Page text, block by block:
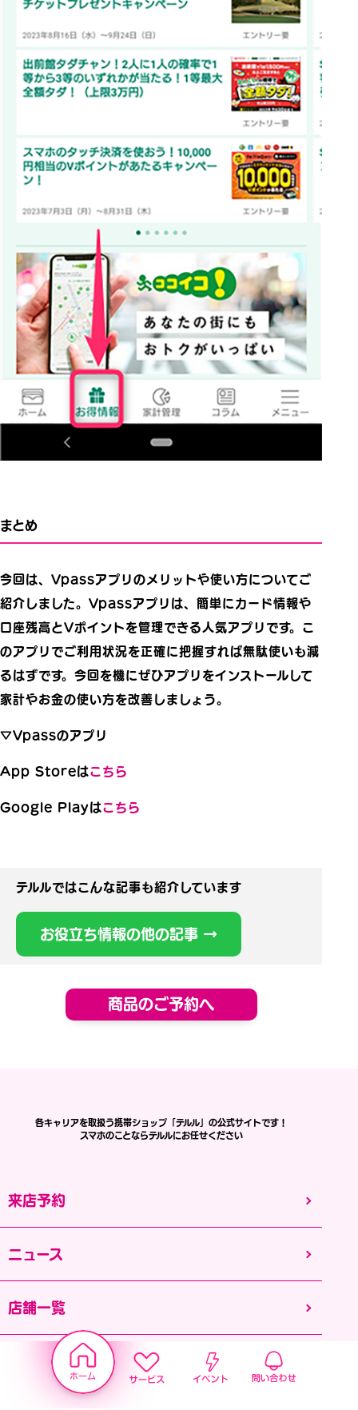
まとめ
今回は、Vpassアプリのメリットや使い方についてご
紹介しました。Vpassアプリは、簡単にカード情報や
口座残高とVポイントを管理できる人気アプリです。こ
のアプリでご利用状況を正確に把握すれば無駄使いも減
るはずです。今回を機にぜひアプリをインストールして
家計やお金の使い方を改善しましょう。
▽Vpassのアプリ
App Storeはこちら
Google Playはこちら
テルルではこんな記事も紹介しています
お役立ち情報の他の記事 →
商品のご予約へ
来店予約
ニュース
店舗一覧
サービス
各キャリアを取扱う携帯ショップ「テルル」の公式サイトです！
スマホのことならテルルにお任せください